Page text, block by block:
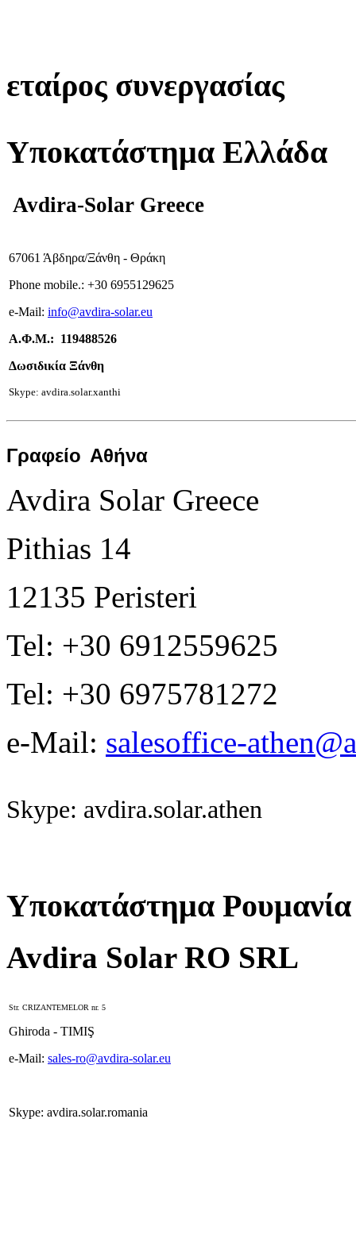
εταίρος συνεργασίας
Υποκατάστημα Ελλάδα
Avdira-Solar Greece
67061 Άβδηρα/Ξάνθη - Θράκη
Phone mobile.: +30 6955129625
e-Mail: info@avdira-solar.eu
Α.Φ.Μ.: 119488526
Δωσιδικία Ξάνθη
Skype: avdira.solar.xanthi
Γραφείο Αθήνα
Avdira Solar Greece
Pithias 14
12135 Peristeri
Tel: +30 6912559625
Tel: +30 6975781272
e-Mail: salesoffice-
Skype: avdira.solar.athen
Υποκατάστημα Ρουμανία
Avdira Solar RO SRL
Str. CRIZANTEMELOR nr. 5
Ghiroda - TIMIŞ
e-Mail: sales-ro@avdira-solar.eu
Skype: avdira.solar.romania